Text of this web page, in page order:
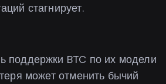
стагнирует.
поддержки BTC по их модели
может отменить бычий